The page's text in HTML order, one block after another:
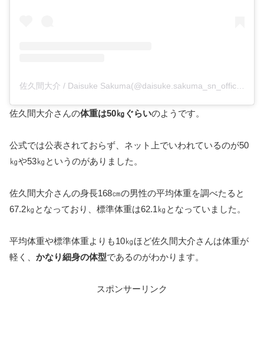
佐久間大介さんの体重は50㎏ぐらいのようです。
公式では公表されておらず、ネット上でいわれているのが50
㎏や53㎏というのがありました。
佐久間大介さんの身長168㎝の男性の平均体重を調べたると
67.2㎏となっており、標準体重は62.1㎏となっていました。
平均体重や標準体重よりも10㎏ほど佐久間大介さんは体重が
軽く、 かなり細身の体型であるのがわかります。
スポンサーリンク